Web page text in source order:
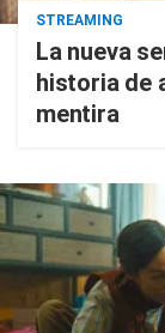
STREAMING
La nueva
historia de
mentira